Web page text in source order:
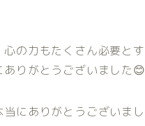
の力もたくさん必要とす
りがとうございました😊
にありがとうございまし